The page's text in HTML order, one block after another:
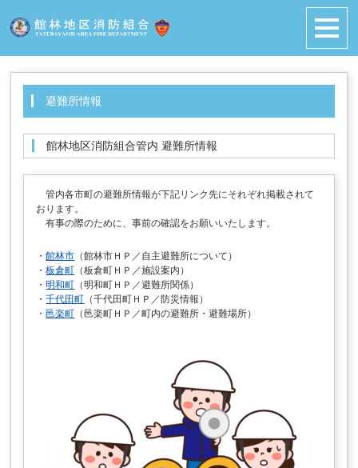
避難所情報
館林地区消防組合管内 避難所情報
管内各市町の避難所情報が下記リンク先にそれぞれ掲載されて
おります。
有事の際のために、事前の確認をお願いいたします。
・館林市 （館林市ＨＰ／自主避難所について）
・板倉町 （板倉町ＨＰ／施設案内）
・明和町 （明和町ＨＰ／避難所関係）
・千代田町 （千代田町ＨＰ／防災情報）
・邑楽町 （邑楽町ＨＰ／町内の避難所・避難場所）